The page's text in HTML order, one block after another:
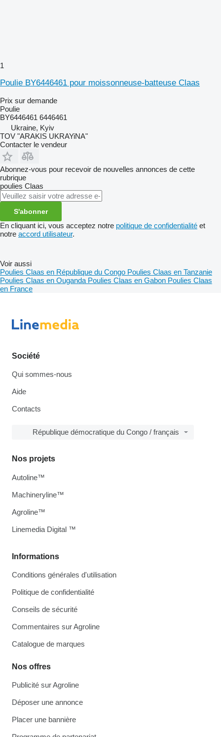
1
Poulie BY6446461 pour moissonneuse-batteuse Claas
Prix sur demande
Poulie
BY6446461 6446461
Ukraine, Kyiv
TOV "ARAKIS UKRAYiNA"
Contacter le vendeur
Abonnez-vous pour recevoir de nouvelles annonces de cette
rubrique
poulies Claas
S'abonner
En cliquant ici, vous acceptez notre politique de confidentialité et
notre accord utilisateur.
Voir aussi
Poulies Claas en République du Congo Poulies Claas en Tanzanie
Poulies Claas en Ouganda Poulies Claas en Gabon Poulies Claas
en France
Société
Qui sommes-nous
Aide
Contacts
République démocratique du Congo / français
Informations
Conditions générales d'utilisation
Politique de confidentialité
Conseils de sécurité
Commentaires sur Agroline
Catalogue de marques
Nos offres
Publicité sur Agroline
Déposer une annonce
Placer une bannière
Nos projets
Autoline™
Machineryline™
Agroline™
Linemedia Digital ™